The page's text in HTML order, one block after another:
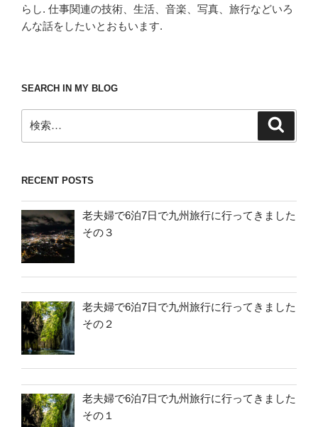
らし. 仕事関連の技術、生活、音楽、写真、旅行などいろ
んな話をしたいとおもいます.
SEARCH IN MY BLOG
索:
RECENT POSTS
老夫婦で6泊7日で九州旅行に行ってきました
その３
老夫婦で6泊7日で九州旅行に行ってきました
その２
老夫婦で6泊7日で九州旅行に行ってきました
その１